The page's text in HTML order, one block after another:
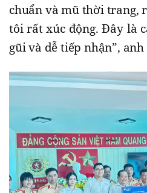
chuẩn và mũ thời trang,
tôi rất xúc động. Đây là
gũi và dễ tiếp nhận”, anh